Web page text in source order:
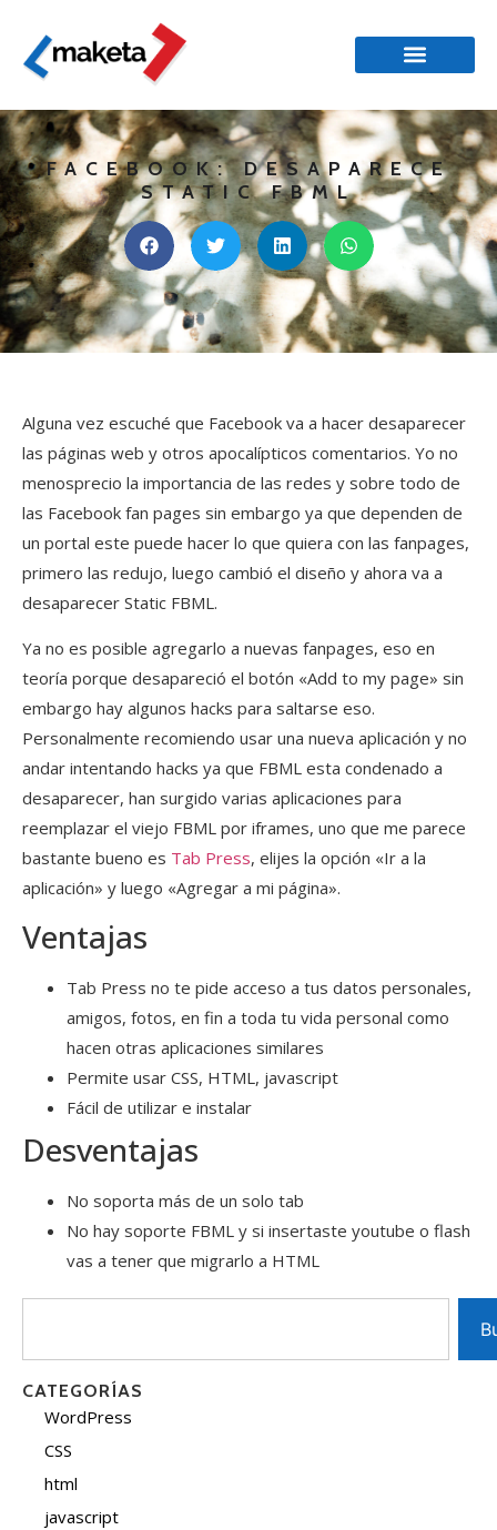
FACEBOOK: DESAPARECE
STATIC FBML
Alguna vez escuché que Facebook va a hacer desaparecer
las páginas web y otros apocalípticos comentarios. Yo no
menosprecio la importancia de las redes y sobre todo de
las Facebook fan pages sin embargo ya que dependen de
un portal este puede hacer lo que quiera con las fanpages,
primero las redujo, luego cambió el diseño y ahora va a
desaparecer Static FBML.
Ya no es posible agregarlo a nuevas fanpages, eso en
teoría porque desapareció el botón «Add to my page» sin
embargo hay algunos hacks para saltarse eso.
Personalmente recomiendo usar una nueva aplicación y no
andar intentando hacks ya que FBML esta condenado a
desaparecer, han surgido varias aplicaciones para
reemplazar el viejo FBML por iframes, uno que me parece
bastante bueno es Tab Press, elijes la opción «Ir a la
aplicación» y luego «Agregar a mi página».
Ventajas
Tab Press no te pide acceso a tus datos personales,
amigos, fotos, en fin a toda tu vida personal como
hacen otras aplicaciones similares
Permite usar CSS, HTML, javascript
Fácil de utilizar e instalar
Desventajas
No soporta más de un solo tab
No hay soporte FBML y si insertaste youtube o flash
vas a tener que migrarlo a HTML
CATEGORÍAS
WordPress
CSS
html
javascript